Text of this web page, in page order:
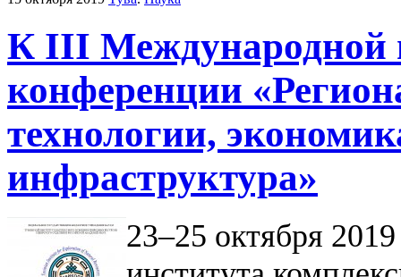
К III Международной
конференции
технологии,
инфраструктура»
23–25 октября